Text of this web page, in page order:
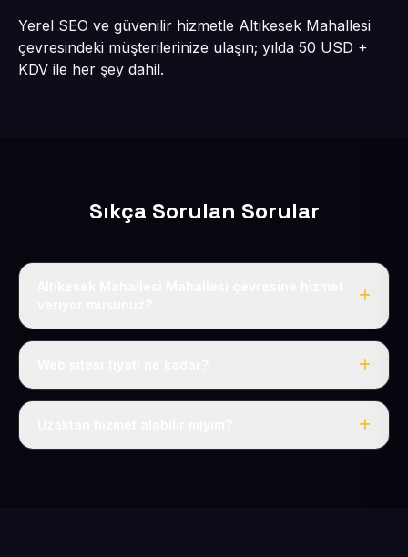
Yerel SEO ve güvenilir hizmetle Altıkesek Mahallesi
çevresindeki müşterilerinize ulaşın; yılda 50 USD +
KDV ile her şey dahil.
Sıkça Sorulan Sorular
Evet, Altıkesek Mahallesi dahil tüm Pınarbaşı ve
Tek fiyat: yılda 50 USD + KDV, her şey dahil.